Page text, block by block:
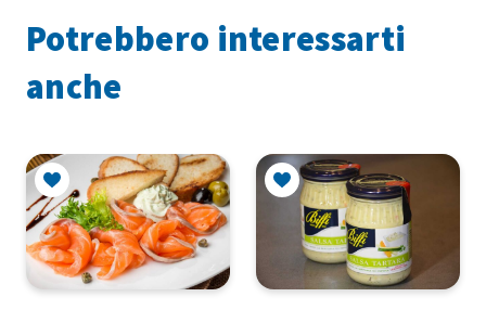
Potrebbero interessarti
anche